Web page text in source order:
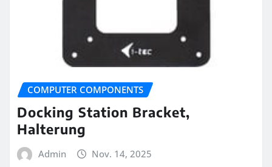
COMPUTER COMPONENTS
Docking Station Bracket,
Halterung
Admin Nov. 14, 2025